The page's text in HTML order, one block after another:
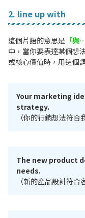
2. line up with
這個片語的意思是 「
中，當你要表達某個想
或核心價值時，用這個
Your marketing
strategy.
（你的行銷想法符合
The new product
needs.
（新的產品設計符合